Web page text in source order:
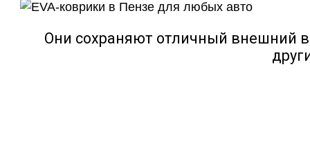
Они сохраняют отличный внешний